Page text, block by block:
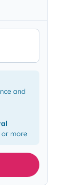
and
more